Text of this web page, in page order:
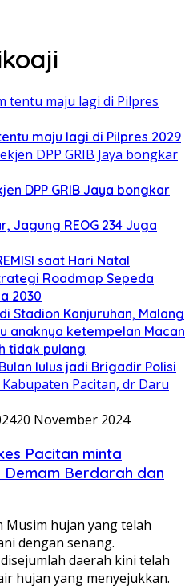
maju lagi di Pilpres 2029
DPP GRIB Jaya bongkar
Jagung REOG 234 Juga
saat Hari Natal
Roadmap Sepeda
2030
Stadion Kanjuruhan, Malang
anaknya ketempelan Macan
tidak pulang
lulus jadi Brigadir Polisi
20 November 2024
Pacitan minta
Berdarah dan
Musim hujan yang telah
dengan senang.
daerah kini telah
hujan yang menyejukkan.